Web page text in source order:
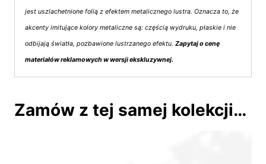
jest uszlachetnione folią z efektem metalicznego lustra. Oznacza to, że
akcenty imitujące kolory metaliczne są: częścią wydruku, płaskie i nie
odbijają światła, pozbawione lustrzanego efektu. Zapytaj o cenę
materiałów reklamowych w wersji ekskluzywnej.
Zamów z tej samej kolekcji…